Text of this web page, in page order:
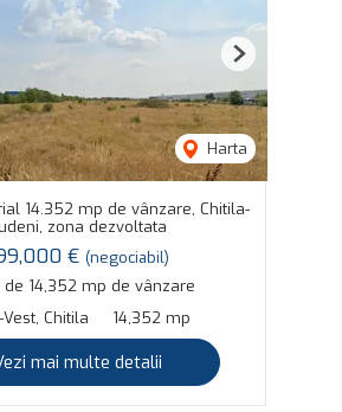
Harta
Next
14.352 mp de vânzare, Chitila-
zona dezvoltata
€ (negociabil)
de 14,352 mp de vânzare
Chitila
14,352 mp
mai multe detalii